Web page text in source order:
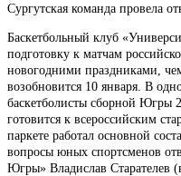
Сургутская команда провела
Баскетбольный клуб
подготовку к матчам
новогодними праздниками,
возобновится 10 января. В
баскетболисты сборной Югры
готовится к всероссийским
паркете работал основной
вопросы юных спортсменов
Югры» Владислав Старателев